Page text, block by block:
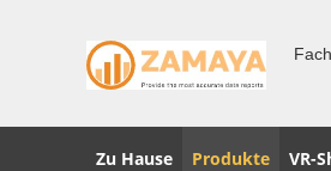
Zu Hause Produkte VR-